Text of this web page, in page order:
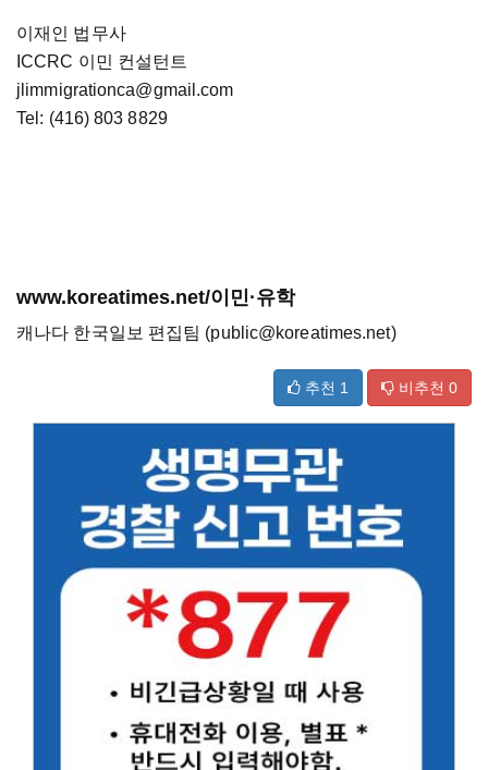
이재인 법무사
ICCRC 이민 컨설턴트
jlimmigrationca@gmail.com
Tel: (416) 803 8829
www.koreatimes.net/이민·유학
캐나다 한국일보 편집팀 (public@koreatimes.net)
추천 1 비추천 0